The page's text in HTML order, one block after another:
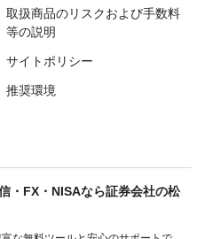
取扱商品のリスクおよび手数料
等の説明
サイトポリシー
推奨環境
・FX・NISAなら証券会社の松